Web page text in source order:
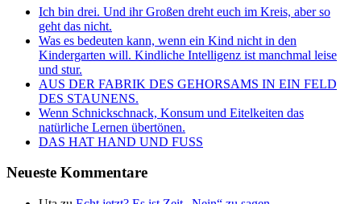
Ich bin drei. Und ihr Großen dreht euch im Kreis, aber so
geht das nicht.
Was es bedeuten kann, wenn ein Kind nicht in den
Kindergarten will. Kindliche Intelligenz ist manchmal leise
und stur.
AUS DER FABRIK DES GEHORSAMS IN EIN FELD
DES STAUNENS.
Wenn Schnickschnack, Konsum und Eitelkeiten das
natürliche Lernen übertönen.
DAS HAT HAND UND FUSS
Neueste Kommentare